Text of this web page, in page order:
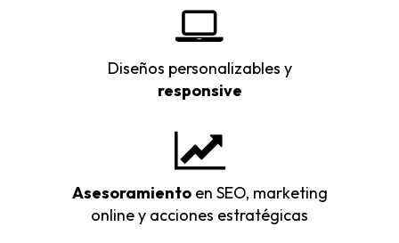
Diseños personalizables y
responsive
Asesoramientoen SEO, marketing
online y acciones estratégicas